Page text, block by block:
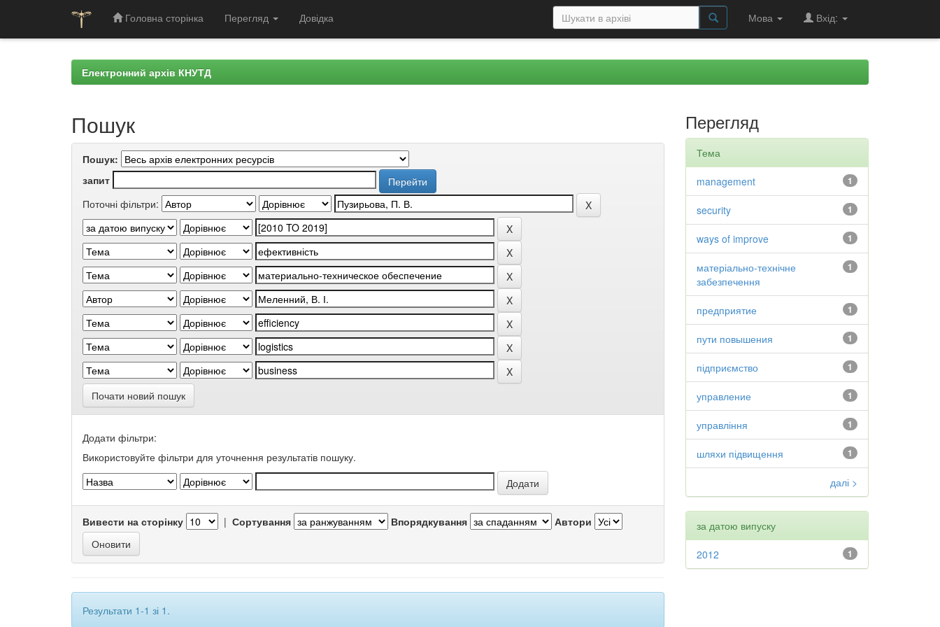
Головна сторінка Перегляд Довідка Мова Вхід:
Електронний архів КНУТД
Пошук
Пошук:
запит
Поточні фільтри:
Почати новий пошук
Додати фільтри:
Використовуйте фільтри для уточнення результатів пошуку.
Вивести на сторінку | Сортування Впорядкування Автори
Результати 1-1 зі 1.
Перегляд
Тема
1
management
1
security
1
ways of improve
1
матеріально-технічне
забезпечення
1
предприятие
1
пути повышения
1
підприємство
1
управление
1
управління
1
шляхи підвищення
далі >
за датою випуску
1
2012